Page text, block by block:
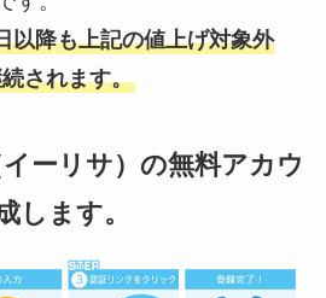
以降も上記の値上げ対象外
されます。
ーリサ）の無料アカウ
します。